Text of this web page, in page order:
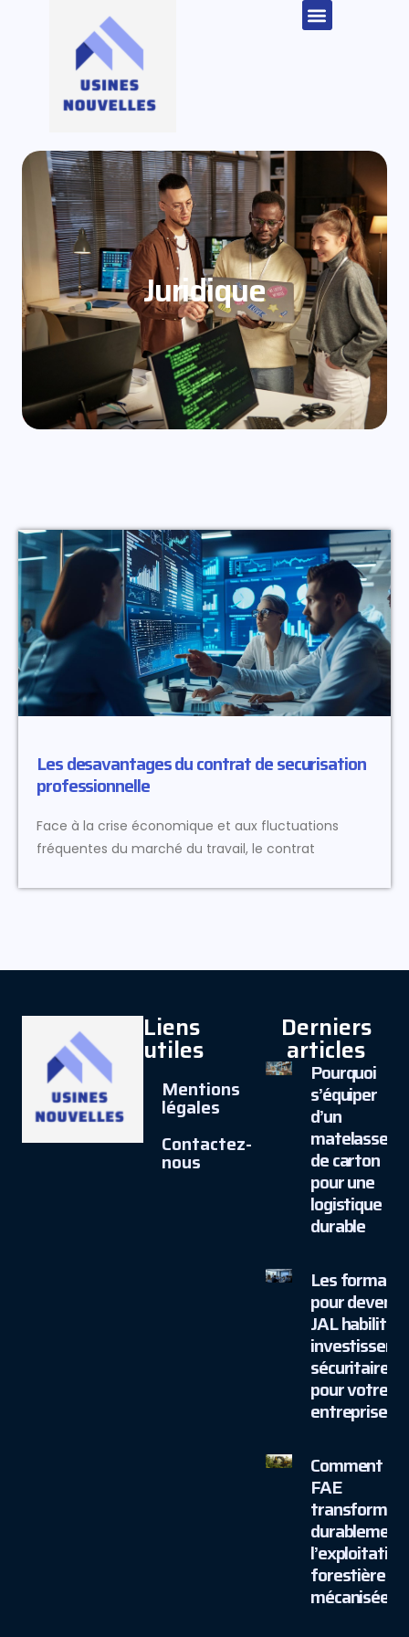
Juridique
Les desavantages du contrat de securisation
professionnelle
Face à la crise économique et aux fluctuations
fréquentes du marché du travail, le contrat
Liens
utiles
Mentions
légales
Contactez-
nous
Derniers
articles
Pourquoi
s’équiper
d’un
matelasseur
de carton
pour une
logistique
durable
Les
pour devenir
JAL habilité :
sécuritaire
pour votre
entreprise
Comment
FAE
transforme
durablement
l’exploitation
forestière
mécanisée